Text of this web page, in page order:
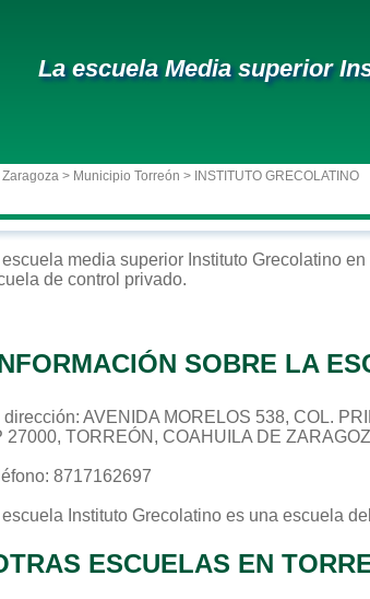
La escuela Media superior
> Municipio Torreón > INSTITUTO GRECOLATINO
escuela media superior Instituto Grecolatino en
de control privado.
SOBRE LA
dirección: AVENIDA MORELOS 538, COL.
27000, TORREÓN, COAHUILA DE
8717162697
escuela Instituto Grecolatino es una escuela
ESCUELAS EN